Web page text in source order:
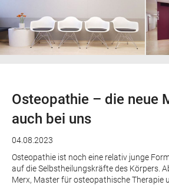
Osteopathie – die neue
auch bei uns
04.08.2023
Osteopathie ist noch eine relativ junge
auf die Selbstheilungskräfte des Körpers.
Merx, Master für osteopathische Therapie